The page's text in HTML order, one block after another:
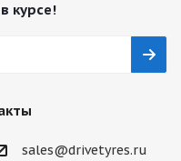
курсе!
sales@drivetyres.ru